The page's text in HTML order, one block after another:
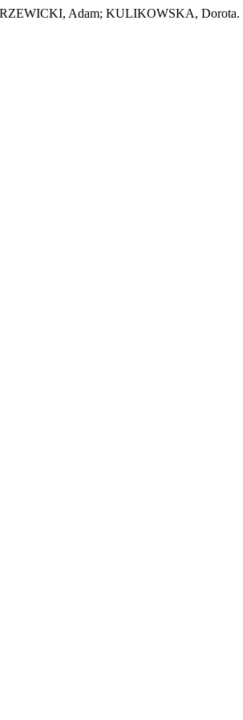
Adam; KULIKOWSKA, Dorota.